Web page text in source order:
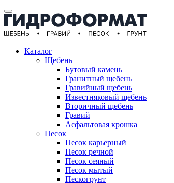
Каталог
Щебень
Бутовый камень
Гранитный щебень
Гравийный щебень
Известняковый щебень
Вторичный щебень
Гравий
Асфальтовая крошка
Песок
Песок карьерный
Песок речной
Песок сеяный
Песок мытый
Пескогрунт